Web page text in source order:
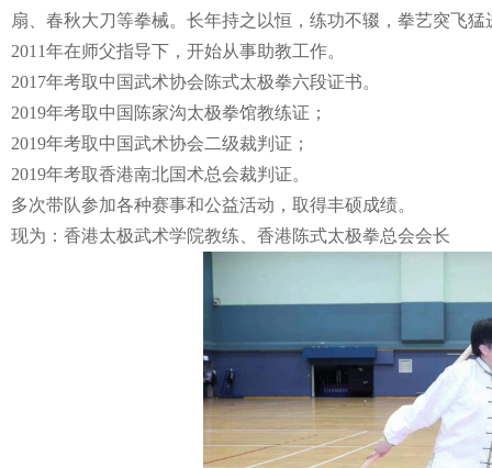
扇、春秋大刀等拳械。长年持之以恒，练功不辍，拳艺突飞猛
2011年在师父指导下，开始从事助教工作。
2017年考取中国武术协会陈式太极拳六段证书。
2019年考取中国陈家沟太极拳馆教练证；
2019年考取中国武术协会二级裁判证；
2019年考取香港南北国术总会裁判证。
多次带队参加各种赛事和公益活动，取得丰硕成绩。
现为：香港太极武术学院教练、香港陈式太极拳总会会长